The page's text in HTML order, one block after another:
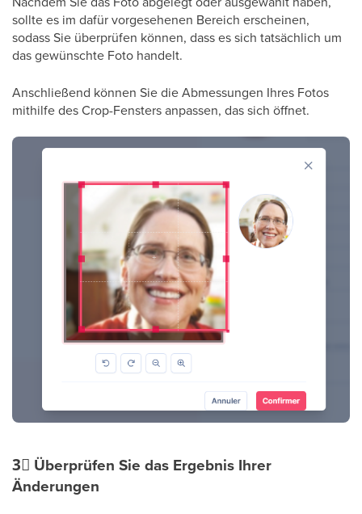
sollte es im dafür vorgesehenen Bereich erscheinen,
sodass Sie überprüfen können, dass es sich tatsächlich um
das gewünschte Foto handelt.
Anschließend können Sie die Abmessungen Ihres Fotos
mithilfe des Crop-Fensters anpassen, das sich öffnet.
3⃣ Überprüfen Sie das Ergebnis Ihrer
Änderungen